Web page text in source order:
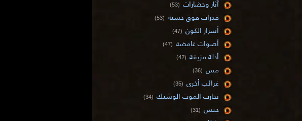
آثار وحضارات (53)
قدرات فوق حسية (53)
أسرار الكون (47)
أصوات غامضة (47)
أدلة مزيفة (42)
مس (36)
غرائب أخرى (35)
تجارب الموت الوشيك (34)
جنس (31)